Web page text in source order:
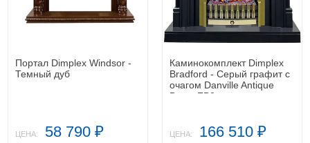
Портал Dimplex Windsor -
Темный дуб
ЦЕНА: 58 790 ₽
Каминокомплект Dimplex
Bradford - Серый графит с
очагом Danville Antique
Brass FB2
ЦЕНА: 166 510 ₽